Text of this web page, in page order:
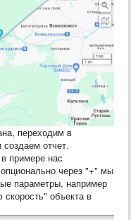
переходим в
создаем отчет.
примере нас
через "+" мы
параметры, например
объекта в